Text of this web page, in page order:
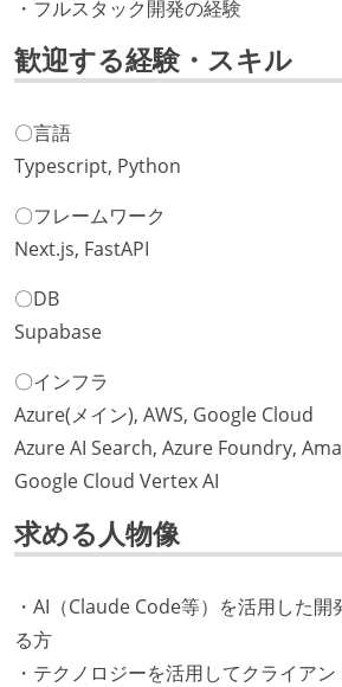
・フルスタック開発の経験
歓迎する経験・スキル
〇言語
Typescript, Python
〇フレームワーク
Next.js, FastAPI
〇DB
Supabase
〇インフラ
Azure(メイン), AWS, Google Cloud
Azure AI Search, Azure Foundry,
Google Cloud Vertex AI
求める人物像
・AI（Claude Code等）を活用した
る方
・テクノロジーを活用してクライア